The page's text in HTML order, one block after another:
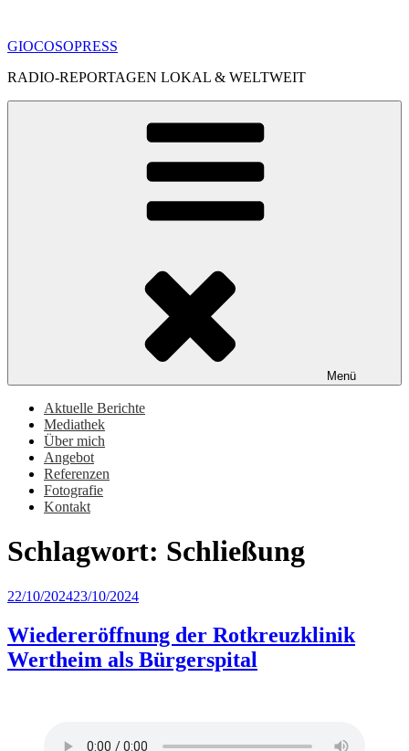
springen
GIOCOSOPRESS
RADIO-REPORTAGEN LOKAL & WELTWEIT
Menü
Aktuelle Berichte
Mediathek
Über mich
Angebot
Referenzen
Fotografie
Kontakt
Schlagwort: Schließung
Veröffentlicht
22/10/202423/10/2024
Wiedereröffnung der Rotkreuzklinik
Wertheim als Bürgerspital